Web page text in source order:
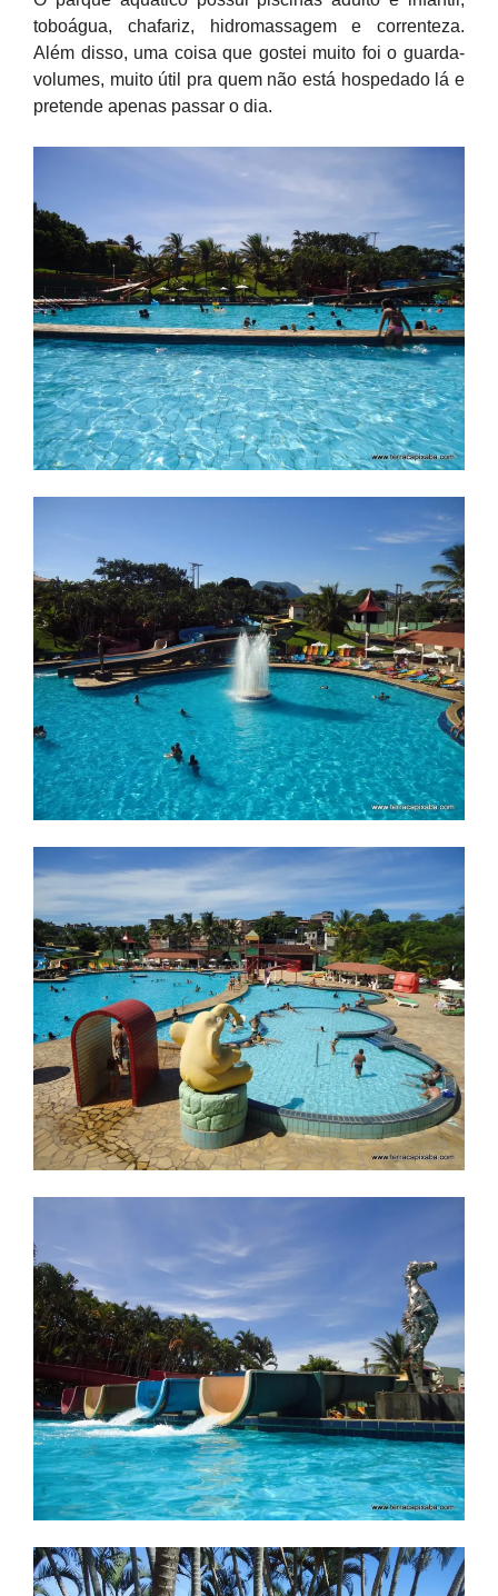
toboágua, chafariz, hidromassagem e correnteza.
Além disso, uma coisa que gostei muito foi o guarda-
volumes, muito útil pra quem não está hospedado lá e
pretende apenas passar o dia.